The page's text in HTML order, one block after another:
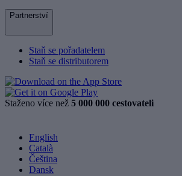
Partnerství
Staň se pořadatelem
Staň se distributorem
Staženo více než 5 000 000 cestovateli
English
Català
Čeština
Dansk